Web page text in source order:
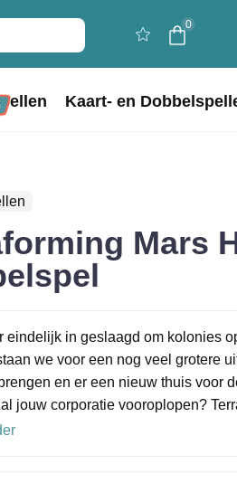
0
Kaart- en
Mars
eindelijk in geslaagd om kolonies
we voor een nog veel grotere
en er een nieuw thuis voor
jouw corporatie vooroplopen?